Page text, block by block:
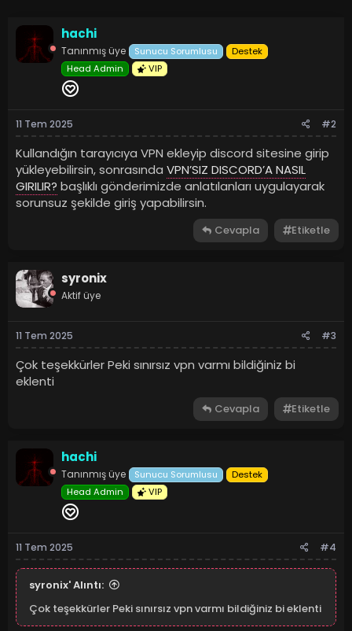
hachi
Tanınmış üye Sunucu Sorumlusu
Destek
Head Admin
VIP
11 Tem 2025 #2
Kullandığın tarayıcıya VPN ekleyip discord sitesine girip
yükleyebilirsin, sonrasında VPN’SIZ DISCORD’A NASIL
GIRILIR? başlıklı gönderimizde anlatılanları uygulayarak
sorunsuz şekilde giriş yapabilirsin.
Cevapla Etiketle
syronix
Aktif üye
11 Tem 2025 #3
Çok teşekkürler Peki sınırsız vpn varmı bildiğiniz bi
eklenti
Cevapla Etiketle
hachi
Tanınmış üye Sunucu Sorumlusu
Destek
Head Admin
VIP
11 Tem 2025 #4
syronix' Alıntı:
Çok teşekkürler Peki sınırsız vpn varmı bildiğiniz bi eklenti